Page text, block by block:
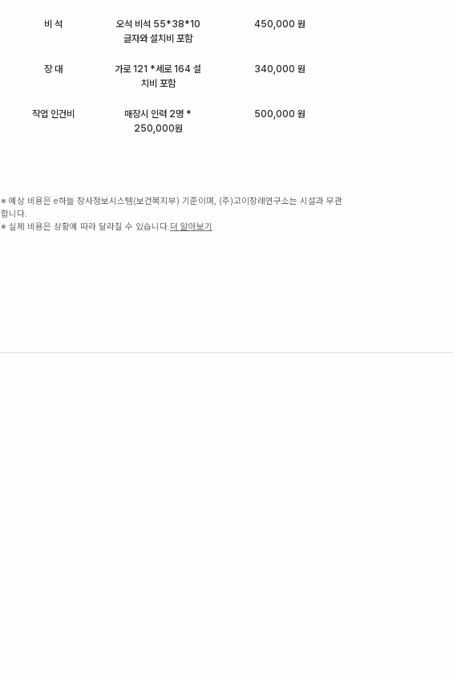
비 석
오석 비석 55*38*10
글자와 설치비 포함
450,000 원
장 대
가로 121 *세로 164 설
치비 포함
340,000 원
작업 인건비
매장시 인력 2명 *
250,000원
500,000 원
※ 예상 비용은 e하늘 장사정보시스템(보건복지부) 기준이며, (주)고이장례연구소는 시설과 무관
합니다.
※ 실제 비용은 상황에 따라 달라질 수 있습니다.더 알아보기